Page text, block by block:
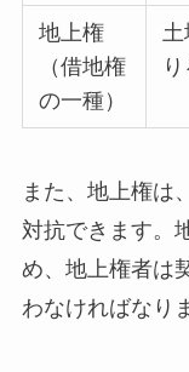
地上権
（借地権
の一種）
土
また、地上権は
対抗できます。
め、地上権者は
わなければなり